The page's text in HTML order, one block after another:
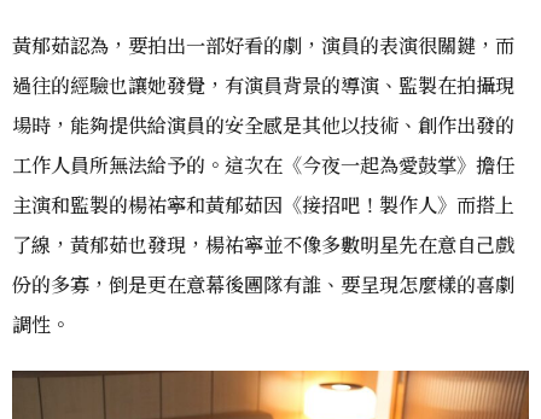
黃郁茹認為，要拍出一部好看的劇，演員的表演很關鍵，而
過往的經驗也讓她發覺，有演員背景的導演、監製在拍攝現
場時，能夠提供給演員的安全感是其他以技術、創作出發的
工作人員所無法給予的。這次在《今夜一起為愛鼓掌》擔任
主演和監製的楊祐寧和黃郁茹因《接招吧！製作人》而搭上
了線，黃郁茹也發現，楊祐寧並不像多數明星先在意自己戲
份的多寡，倒是更在意幕後團隊有誰、要呈現怎麼樣的喜劇
調性。